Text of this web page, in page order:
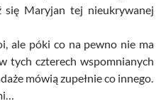
się Maryjan tej nieukrywanej
ale póki co na pewno nie ma
tych czterech wspomnianych
mówią zupełnie co innego.